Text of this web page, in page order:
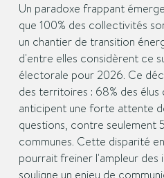
Un paradoxe frappant
que 100% des collectivités
un chantier de transition
d'entre elles considèrent ce
électorale pour 2026. Ce
des territoires : 68% des élus
anticipent une forte attente
questions, contre seulement
communes. Cette disparité
pourrait freiner l'ampleur des